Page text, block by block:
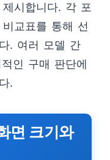
시합니다. 각 포
교표를 통해 선
. 여러 모델 간
인 구매 판단에
.
면 크기와